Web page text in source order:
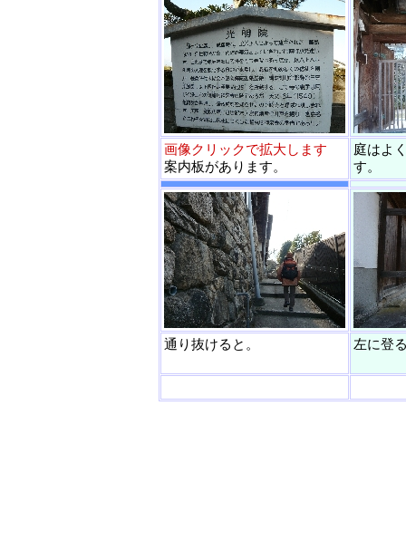
画像クリックで拡大します
案内板があります。
庭はよ
す。
通り抜けると。 左に登